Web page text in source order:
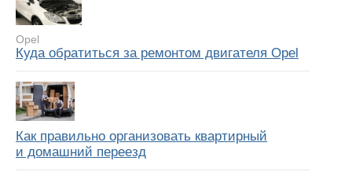
Opel
Куда обратиться за ремонтом двигателя Opel
Как правильно организовать квартирный
и домашний переезд